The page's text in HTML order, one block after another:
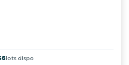
lots dispo